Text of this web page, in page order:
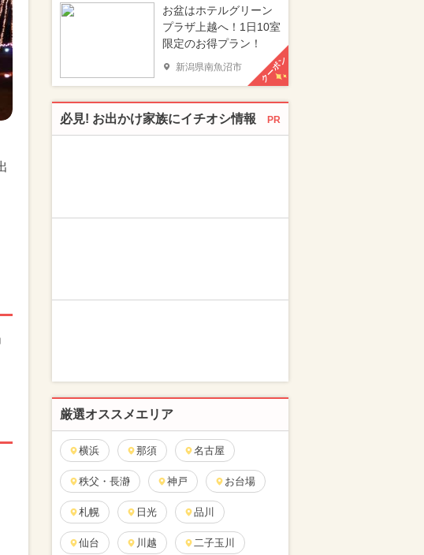
お盆はホテルグリーン
プラザ上越へ！1日10室
限定のお得プラン！
新潟県南魚沼市 クーポン
必見! お出かけ家族にイチオシ情報 PR
厳選オススメエリア
横浜 那須 名古屋
秩父・長瀞 神戸 お台場
札幌 日光 品川
仙台 川越 二子玉川